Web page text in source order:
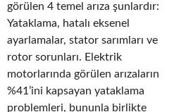
görülen 4 temel arıza şunlardır:
Yataklama, hatalı eksenel
ayarlamalar, stator sarımları ve
rotor sorunları. Elektrik
motorlarında görülen arızaların
%41’ini kapsayan yataklama
problemleri, bununla birlikte